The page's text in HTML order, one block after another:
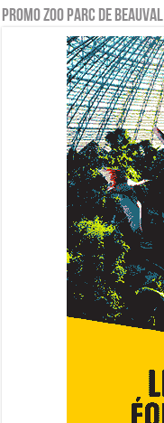
PROMO ZOO PARC DE BEAUVAL